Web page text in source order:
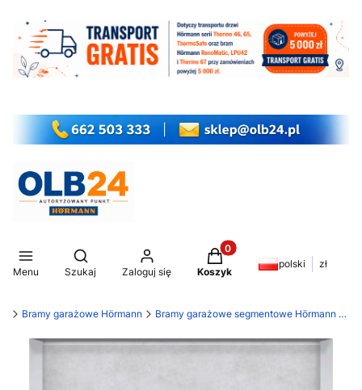
Menu
Otwórz wyszukiwarkę
Szukaj Zaloguj się
Produkty w koszyku: 0.
Koszyk
polski zł
Bramy garażowe Hörmann Bramy garażowe segmentowe Hörmann LPU 42